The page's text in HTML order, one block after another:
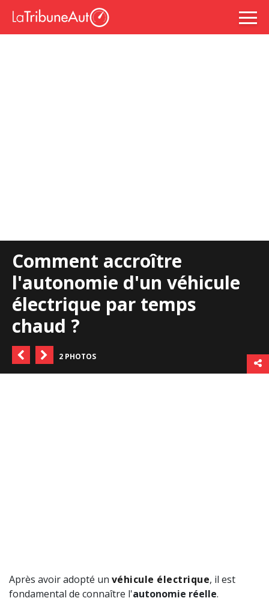
Comment accroître
l'autonomie d'un véhicule
électrique par temps
chaud ?
2 PHOTOS
Après avoir adopté un véhicule électrique, il est
fondamental de connaître l'autonomie réelle.